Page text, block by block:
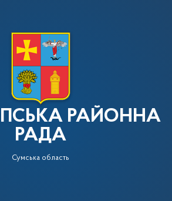
РАЙОННА
РАДА
Сумська область